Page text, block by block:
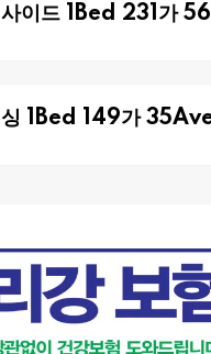
사이드 1Bed 231가
싱 1Bed 149가